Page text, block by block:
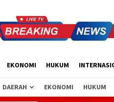
EKONOMI HUKUM
DAERAH EKONOMI HUKUM